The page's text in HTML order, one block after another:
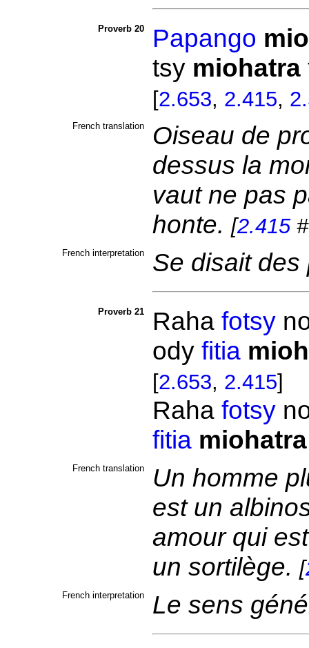
Proverb 20 Papango
tsy miohatra
[2.653, 2.415,
French translation
Oiseau de
dessus la
vaut ne pas
honte. [2.415
French interpretation Se disait
Proverb 21 Raha fotsy
ody fitia
[2.653, 2.415]
Raha fotsy
fitia miohatra
French translation
Un homme
est un
amour qui
un sortilège. [
French interpretation Le sens